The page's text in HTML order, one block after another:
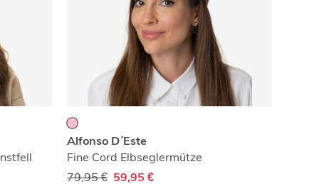
Alfonso D´Este
Fine Cord Elbseglermütze
79,95 € 59,95 €